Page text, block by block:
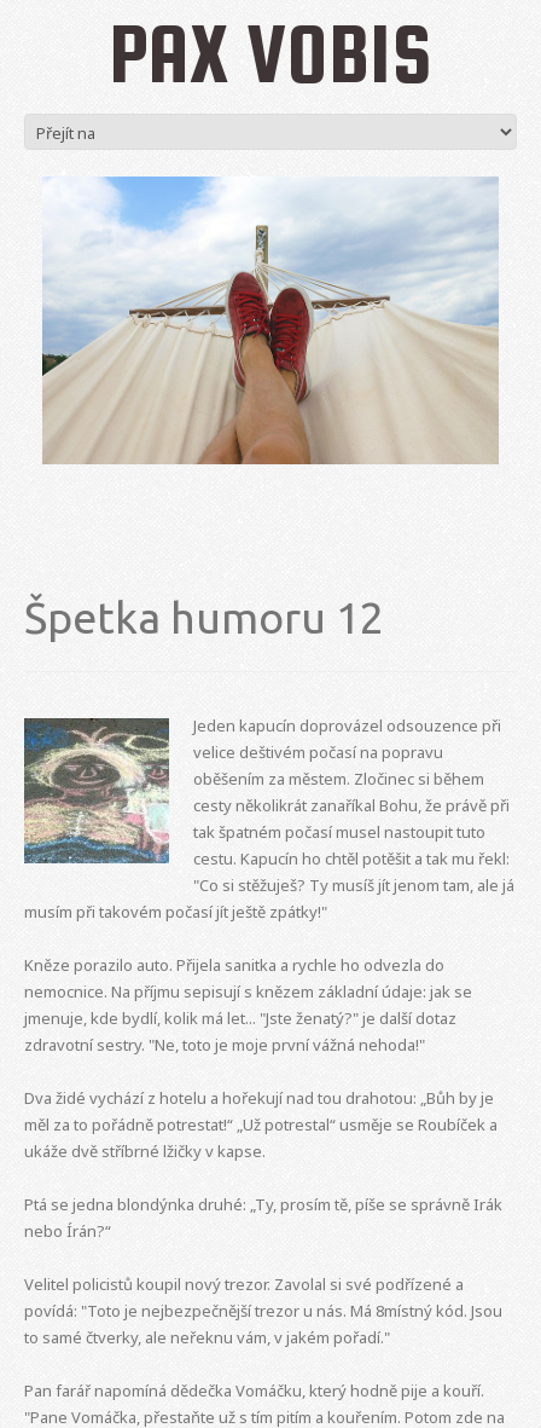
PAX VOBIS
Špetka humoru 12
Jeden kapucín doprovázel odsouzence při
velice deštivém počasí na popravu
oběšením za městem. Zločinec si během
cesty několikrát zanaříkal Bohu, že právě při
tak špatném počasí musel nastoupit tuto
cestu. Kapucín ho chtěl potěšit a tak mu řekl:
"Co si stěžuješ? Ty musíš jít jenom tam, ale já
musím při takovém počasí jít ještě zpátky!"
Kněze porazilo auto. Přijela sanitka a rychle ho odvezla do
nemocnice. Na příjmu sepisují s knězem základní údaje: jak se
jmenuje, kde bydlí, kolik má let... "Jste ženatý?" je další dotaz
zdravotní sestry. "Ne, toto je moje první vážná nehoda!"
Dva židé vychází z hotelu a hořekují nad tou drahotou: „Bůh by je
měl za to pořádně potrestat!“ „Už potrestal“ usměje se Roubíček a
ukáže dvě stříbrné lžičky v kapse.
Ptá se jedna blondýnka druhé: „Ty, prosím tě, píše se správně Irák
nebo Írán?“
Velitel policistů koupil nový trezor. Zavolal si své podřízené a
povídá: "Toto je nejbezpečnější trezor u nás. Má 8místný kód. Jsou
to samé čtverky, ale neřeknu vám, v jakém pořadí."
Pan farář napomíná dědečka Vomáčku, který hodně pije a kouří.
"Pane Vomáčka, přestaňte už s tím pitím a kouřením. Potom zde na